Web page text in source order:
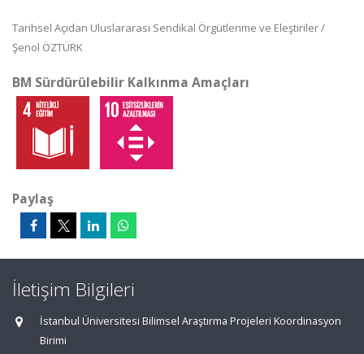
Tarihsel Açıdan Uluslararası Sendikal Örgütlenme ve Eleştiriler /
Şenol ÖZTÜRK
BM Sürdürülebilir Kalkınma Amaçları
Paylaş
İletişim Bilgileri
İstanbul Üniversitesi Bilimsel Araştırma Projeleri Koordinasyon
Birimi